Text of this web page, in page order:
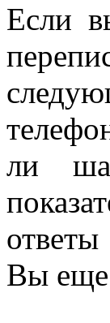
Если
ли
Вы еще